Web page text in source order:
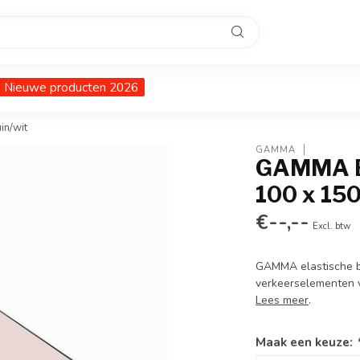
Nieuwe producten 2026
wit
GAMMA
GAMMA
100 x
€--,-- Excl. btw
GAMMA elastische
verkeerselementen
Lees meer.
Maak een keuze: